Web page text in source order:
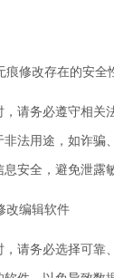
痕修改存在的安全
请务必遵守相关
法用途，如诈骗
安全，避免泄露
改编辑软件
请务必选择可靠